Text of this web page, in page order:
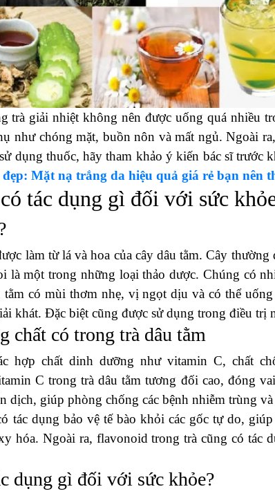
trà giải nhiệt không nên được uống quá nhiều
như chóng mặt, buồn nôn và mất ngủ. Ngoài
dụng thuốc, hãy tham khảo ý kiến ​​bác sĩ trước
Mặt nạ trắng da hiệu quả giá rẻ bạn nên
tác dụng gì đối với sức
làm từ lá và hoa của cây dâu tằm. Cây
là một trong những loại thảo dược. Chúng có
tằm có mùi thơm nhẹ, vị ngọt dịu và có thể
khát. Đặc biệt cũng được sử dụng trong điều trị
chất có trong trà dâu tằm
hợp chất dinh dưỡng như vitamin C, chất
C trong trà dâu tằm tương đối cao, đóng
dịch, giúp phòng chống các bệnh nhiễm trùng
tác dụng bảo vệ tế bào khỏi các gốc tự do,
hóa. Ngoài ra, flavonoid trong trà cũng có tác
dụng gì đối với sức khỏe?